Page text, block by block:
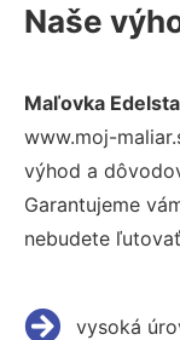
Naše
Maľovka
www.moj-
výhod a
Garantujeme
nebudete
vysoká